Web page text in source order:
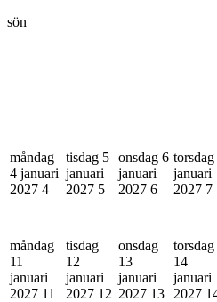
sön
måndag
4 januari
2027 4
tisdag 5
januari
2027 5
onsdag 6
januari
2027 6
januari
2027 7
måndag
11
januari
2027 11
tisdag
12
januari
2027 12
onsdag
13
januari
2027 13
torsdag
14
januari
2027